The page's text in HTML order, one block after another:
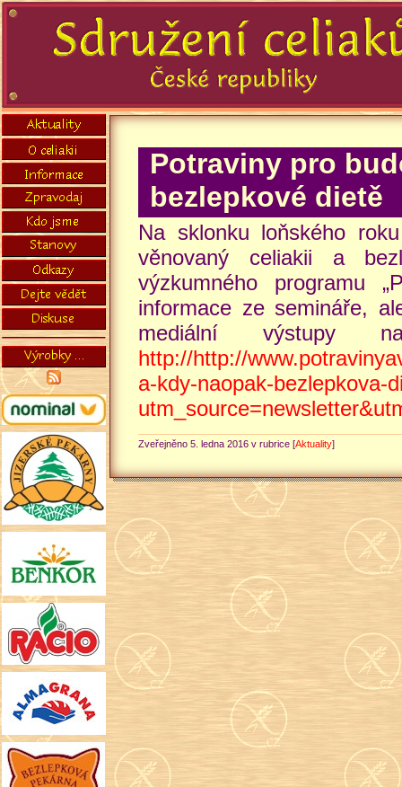
Potraviny pro
bezlepkové dietě
Na sklonku loňského
věnovaný celiakii a
výzkumného programu
informace ze semináře,
mediální výstupy
http://http://
a-kdy-naopak-bezlepkova-
Zveřejněno 5. ledna 2016 v rubrice [Aktuality]